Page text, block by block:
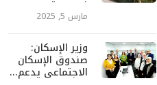
مارس 5, 2025
وزير الإسكان:
صندوق الإسكان
الاجتماعى يدعم...